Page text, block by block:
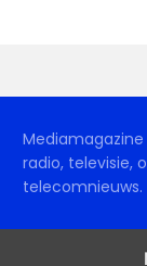
radio, televisie,
telecomnieuws.